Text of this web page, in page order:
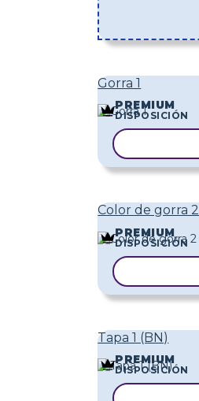
Gorra 1
PREMIUM
DISPOSICIÓN
Color de gorra 2
PREMIUM
DISPOSICIÓN
Tapa 1 (BN)
PREMIUM
DISPOSICIÓN